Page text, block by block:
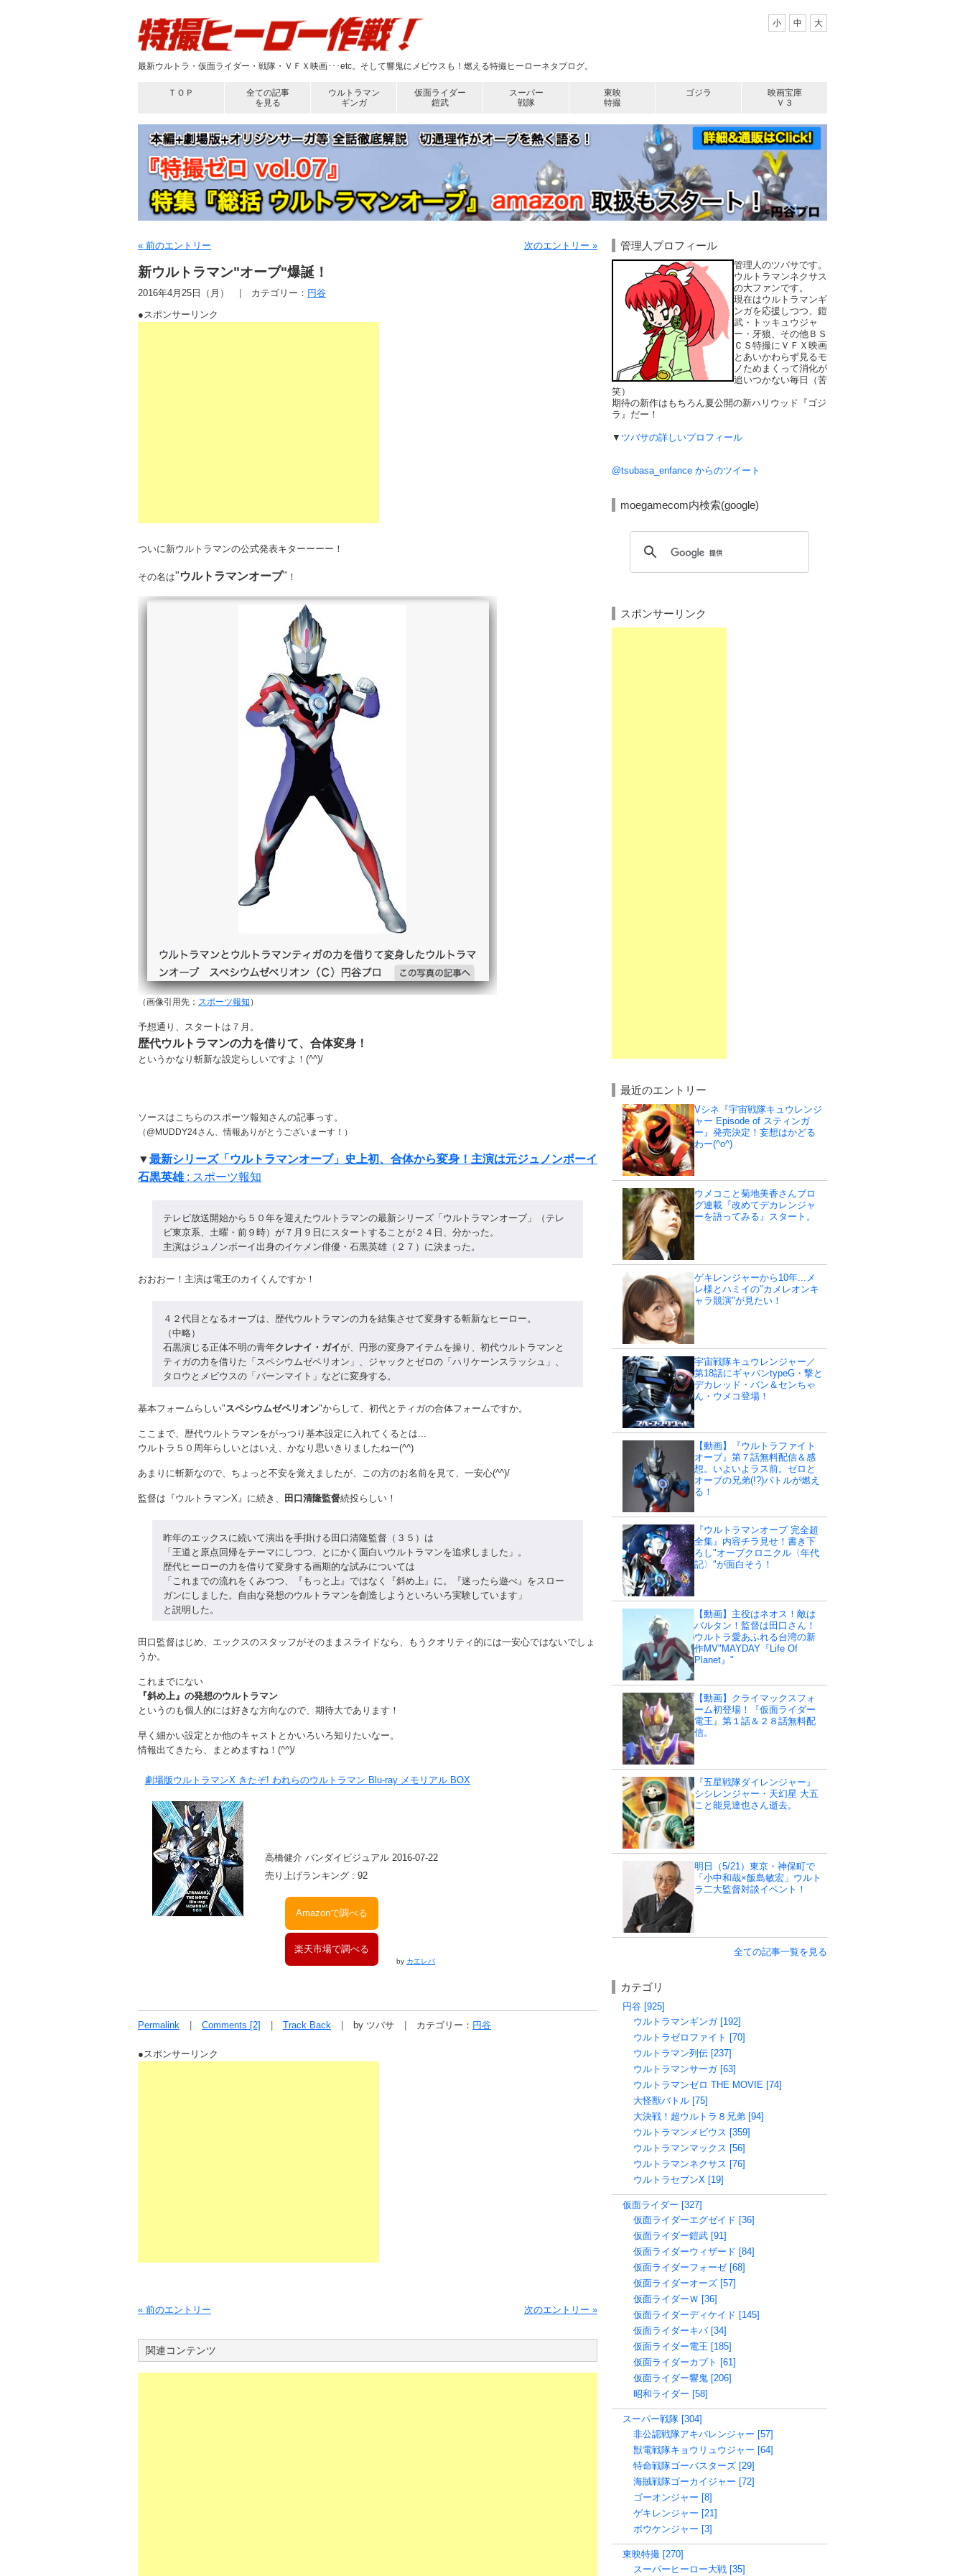
最新ウルトラ・仮面ライダー・戦隊・ＶＦＸ映画･･･etc。そして響鬼にメビウスも！燃える特撮ヒーローネタブログ。
ＴＯＰ
全ての記事
を見る
ウルトラマン
ギンガ
仮面ライダー
鎧武
スーパー
戦隊
東映
特撮
ゴジラ
映画宝庫
Ｖ３
小 中 大
« 前のエントリー 次のエントリー »
新ウルトラマン"オーブ"爆誕！
2016年4月25日（月） カテゴリー： 円谷
●スポンサーリンク
ついに新ウルトラマンの公式発表キターーーー！
その名は"ウルトラマンオーブ" ！
（画像引用先： スポーツ報知 ）
予想通り、スタートは７月。
歴代ウルトラマンの力を借りて、合体変身！
というかなり斬新な設定らしいですよ！(^^)/
ソースはこちらのスポーツ報知さんの記事っす。
（@MUDDY24さん、情報ありがとうございまーす！）
▼最新シリーズ「ウルトラマンオーブ」史上初、合体から変身！主演は元ジュノンボーイ
石黒英雄: スポーツ報知
テレビ放送開始から５０年を迎えたウルトラマンの最新シリーズ「ウルトラマンオーブ」（テレ
ビ東京系、土曜・前９時）が７月９日にスタートすることが２４日、分かった。
主演はジュノンボーイ出身のイケメン俳優・石黒英雄（２７）に決まった。
おおおー！主演は電王のカイくんですか！
４２代目となるオーブは、歴代ウルトラマンの力を結集させて変身する斬新なヒーロー。
（中略）
石黒演じる正体不明の青年クレナイ・ガイが、円形の変身アイテムを操り、初代ウルトラマンと
ティガの力を借りた「スペシウムゼペリオン」、ジャックとゼロの「ハリケーンスラッシュ」、
タロウとメビウスの「バーンマイト」などに変身する。
基本フォームらしい"スペシウムゼペリオン"からして、初代とティガの合体フォームですか。
ここまで、歴代ウルトラマンをがっつり基本設定に入れてくるとは...
ウルトラ５０周年らしいとはいえ、かなり思いきりましたねー(^^)
あまりに斬新なので、ちょっと不安を覚えましたが、この方のお名前を見て、一安心(^^)/
監督は『ウルトラマンX』に続き、 田口清隆監督続投らしい！
昨年のエックスに続いて演出を手掛ける田口清隆監督（３５）は
「王道と原点回帰をテーマにしつつ、とにかく面白いウルトラマンを追求しました」。
歴代ヒーローの力を借りて変身する画期的な試みについては
「これまでの流れをくみつつ、『もっと上』ではなく『斜め上』に。『迷ったら遊べ』をスロー
ガンにしました。自由な発想のウルトラマンを創造しようといろいろ実験しています」
と説明した。
田口監督はじめ、エックスのスタッフがそのままスライドなら、もうクオリティ的には一安心ではないでしょ
うか。
これまでにない
『斜め上』の発想のウルトラマン
というのも個人的には好きな方向なので、期待大であります！
早く細かい設定とか他のキャストとかいろいろ知りたいなー。
情報出てきたら、まとめますね！(^^)/
劇場版ウルトラマンX きたぞ! われらのウルトラマン Blu-ray メモリアル BOX
高橋健介 バンダイビジュアル 2016-07-22
売り上げランキング : 92
Amazonで調べる
楽天市場で調べる
by カエレバ
Permalink Comments [2] Track Back by ツバサ カテゴリー： 円谷
●スポンサーリンク
« 前のエントリー 次のエントリー »
関連コンテンツ
管理人プロフィール
管理人のツバサです。
ウルトラマンネクサス
の大ファンです。
現在はウルトラマンギ
ンガを応援しつつ、鎧
武・トッキュウジャ
ー・牙狼、その他ＢＳ
ＣＳ特撮にＶＦＸ映画
とあいかわらず見るモ
ノためまくって消化が
追いつかない毎日（苦
笑）
期待の新作はもちろん夏公開の新ハリウッド『ゴジ
ラ』だー！
▼ ツバサの詳しいプロフィール
@tsubasa_enfance からのツイート
moegamecom内検索(google)
スポンサーリンク
最近のエントリー
Vシネ『宇宙戦隊キュウレンジ
ャー Episode of スティンガ
ー』発売決定！妄想はかどる
わー(^o^)
ウメコこと菊地美香さんブロ
グ連載『改めてデカレンジャ
ーを語ってみる』スタート。
ゲキレンジャーから10年...メ
レ様とハミイの"カメレオンキ
ャラ競演"が見たい！
宇宙戦隊キュウレンジャー／
第18話にギャバンtypeG・撃と
デカレッド・バン＆センちゃ
ん・ウメコ登場！
【動画】『ウルトラファイト
オーブ』第７話無料配信＆感
想。いよいよラス前。ゼロと
オーブの兄弟(!?)バトルが燃え
る！
『ウルトラマンオーブ 完全超
全集』内容チラ見せ！書き下
ろし"オーブクロニクル〈年代
記〉"が面白そう！
【動画】主役はネオス！敵は
バルタン！監督は田口さん！
ウルトラ愛あふれる台湾の新
作MV"MAYDAY『Life Of
Planet』"
【動画】クライマックスフォ
ーム初登場！『仮面ライダー
電王』第１話＆２８話無料配
信。
『五星戦隊ダイレンジャー』
シシレンジャー・天幻星 大五
こと能見達也さん逝去。
明日（5/21）東京・神保町で
「小中和哉×飯島敏宏」ウルト
ラ二大監督対談イベント！
全ての記事一覧を見る
カテゴリ
円谷 [925]
ウルトラマンギンガ [192]
ウルトラゼロファイト [70]
ウルトラマン列伝 [237]
ウルトラマンサーガ [63]
ウルトラマンゼロ THE MOVIE [74]
大怪獣バトル [75]
大決戦！超ウルトラ８兄弟 [94]
ウルトラマンメビウス [359]
ウルトラマンマックス [56]
ウルトラマンネクサス [76]
ウルトラセブンX [19]
仮面ライダー [327]
仮面ライダーエグゼイド [36]
仮面ライダー鎧武 [91]
仮面ライダーウィザード [84]
仮面ライダーフォーゼ [68]
仮面ライダーオーズ [57]
仮面ライダーＷ [36]
仮面ライダーディケイド [145]
仮面ライダーキバ [34]
仮面ライダー電王 [185]
仮面ライダーカブト [61]
仮面ライダー響鬼 [206]
昭和ライダー [58]
スーパー戦隊 [304]
非公認戦隊アキバレンジャー [57]
獣電戦隊キョウリュウジャー [64]
特命戦隊ゴーバスターズ [29]
海賊戦隊ゴーカイジャー [72]
ゴーオンジャー [8]
ゲキレンジャー [21]
ボウケンジャー [3]
東映特撮 [270]
スーパーヒーロー大戦 [35]